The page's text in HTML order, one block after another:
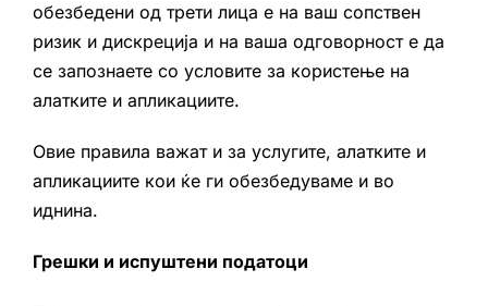
обезбедени од трети лица е на ваш сопствен
ризик и дискреција и на ваша одговорност е да
се запознаете со условите за користење на
алатките и апликациите.
Овие правила важат и за услугите, алатките и
апликациите кои ќе ги обезбедуваме и во
иднина.
Грешки и испуштени податоци